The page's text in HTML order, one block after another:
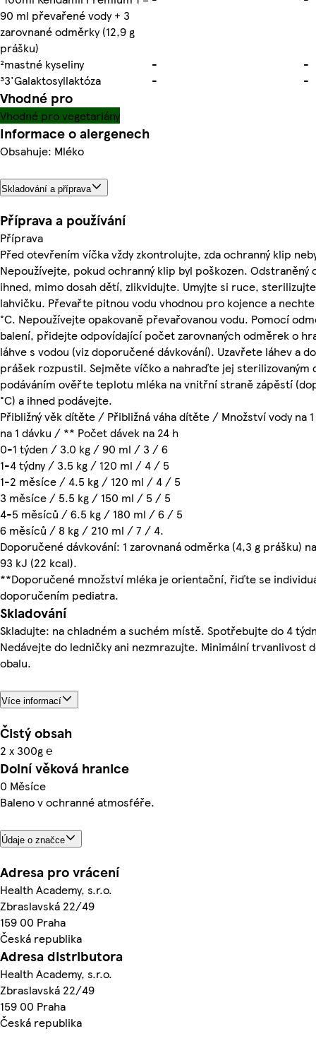
90 ml převařené vody + 3
zarovnané odměrky (12,9 g
prášku)
²mastné kyseliny -
-
³3'Galaktosyllaktóza
- -
Vhodné pro
Vhodné pro vegetariány
Informace o alergenech
Obsahuje: Mléko
Skladování a příprava
Příprava a používání
Příprava
Před otevřením víčka vždy zkontrolujte, zda ochranný klip
Nepoužívejte, pokud ochranný klip byl poškozen. Odstraněný
ihned, mimo dosah dětí, zlikvidujte. Umyjte si ruce,
lahvičku. Převařte pitnou vodu vhodnou pro kojence a
°C. Nepoužívejte opakovaně převařovanou vodu. Pomocí
balení, přidejte odpovídající počet zarovnaných odměrek o
láhve s vodou (viz doporučené dávkování). Uzavřete láhev a
prášek rozpustil. Sejměte víčko a nahraďte jej sterilizovaným
podáváním ověřte teplotu mléka na vnitřní straně zápěstí
°C) a ihned podávejte.
Přibližný věk dítěte / Přibližná váha dítěte / Množství vody na
na 1 dávku / ** Počet dávek na 24 h
0-1 týden / 3.0 kg / 90 ml / 3 / 6
1-4 týdny / 3.5 kg / 120 ml / 4 / 5
1-2 měsíce / 4.5 kg / 120 ml / 4 / 5
3 měsíce / 5.5 kg / 150 ml / 5 / 5
4-5 měsíců / 6.5 kg / 180 ml / 6 / 5
6 měsíců / 8 kg / 210 ml / 7 / 4.
Doporučené dávkování: 1 zarovnaná odměrka (4,3 g prášku)
93 kJ (22 kcal).
**Doporučené množství mléka je orientační, řiďte se
doporučením pediatra.
Skladování
Skladujte: na chladném a suchém místě. Spotřebujte do 4
Nedávejte do ledničky ani nezmrazujte. Minimální trvanlivost
obalu.
Více informací
Čistý obsah
2 x 300g ℮
Dolní věková hranice
0 Měsíce
Baleno v ochranné atmosféře.
Údaje o značce
Adresa pro vrácení
Health Academy, s.r.o.
Zbraslavská 22/49
159 00 Praha
Česká republika
Adresa distributora
Health Academy, s.r.o.
Zbraslavská 22/49
159 00 Praha
Česká republika